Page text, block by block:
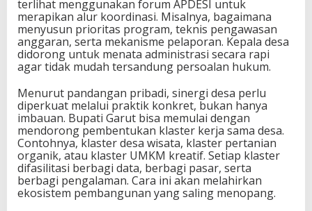
terlihat menggunakan forum APDESI untuk
merapikan alur koordinasi. Misalnya, bagaimana
menyusun prioritas program, teknis pengawasan
anggaran, serta mekanisme pelaporan. Kepala desa
didorong untuk menata administrasi secara rapi
agar tidak mudah tersandung persoalan hukum.
Menurut pandangan pribadi, sinergi desa perlu
diperkuat melalui praktik konkret, bukan hanya
imbauan. Bupati Garut bisa memulai dengan
mendorong pembentukan klaster kerja sama desa.
Contohnya, klaster desa wisata, klaster pertanian
organik, atau klaster UMKM kreatif. Setiap klaster
difasilitasi berbagi data, berbagi pasar, serta
berbagi pengalaman. Cara ini akan melahirkan
ekosistem pembangunan yang saling menopang.